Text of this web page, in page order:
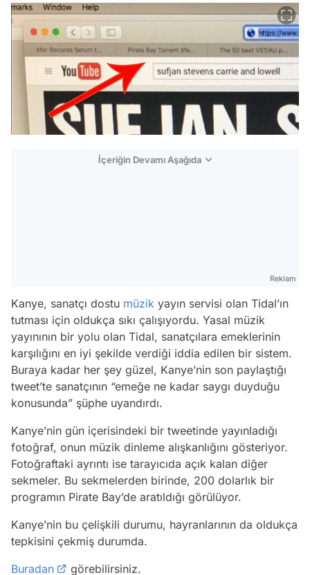
İçeriğin Devamı Aşağıda
Reklam
Kanye, sanatçı dostu müzik yayın servisi olan Tidal’ın
tutması için oldukça sıkı çalışıyordu. Yasal müzik
yayınının bir yolu olan Tidal, sanatçılara emeklerinin
karşılığını en iyi şekilde verdiği iddia edilen bir sistem.
Buraya kadar her şey güzel, Kanye’nin son paylaştığı
tweet’te sanatçının “emeğe ne kadar saygı duyduğu
konusunda” şüphe uyandırdı.
Kanye’nin gün içerisindeki bir tweetinde yayınladığı
fotoğraf, onun müzik dinleme alışkanlığını gösteriyor.
Fotoğraftaki ayrıntı ise tarayıcıda açık kalan diğer
sekmeler. Bu sekmelerden birinde, 200 dolarlık bir
programın Pirate Bay’de aratıldığı görülüyor.
Kanye’nin bu çelişkili durumu, hayranlarının da oldukça
tepkisini çekmiş durumda.
Buradan
görebilirsiniz.